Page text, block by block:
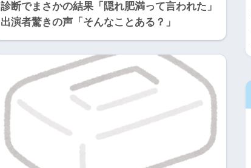
診断でまさかの結果「隠れ肥満って言われた」
出演者驚きの声「そんなことある？」